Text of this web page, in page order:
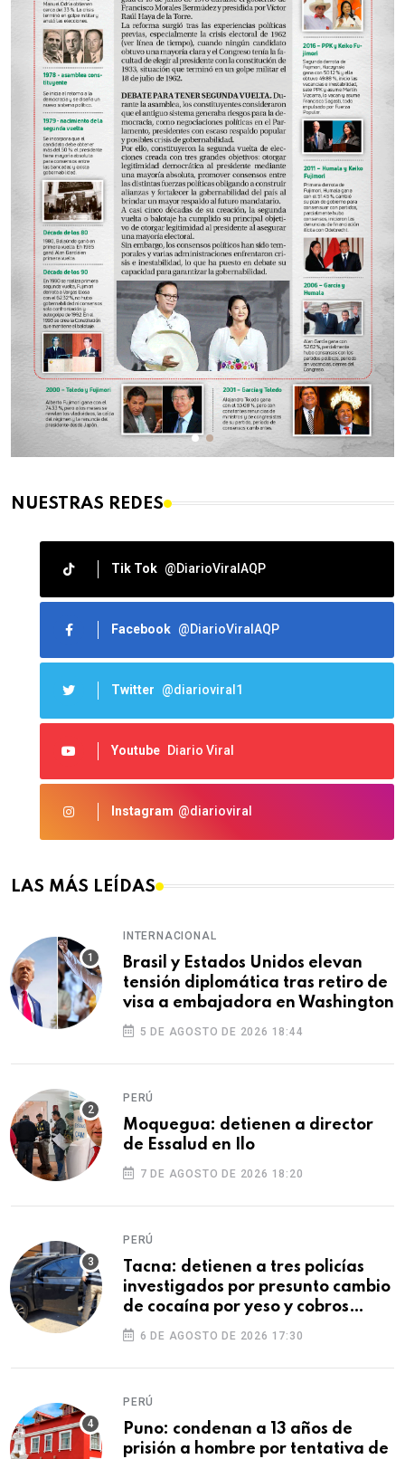
NUESTRAS REDES
Tik Tok @DiarioViralAQP
Facebook @DiarioViralAQP
Twitter @diarioviral1
Youtube Diario Viral
Instagram @diarioviral
LAS MÁS LEÍDAS
INTERNACIONAL
Brasil y Estados Unidos elevan
tensión diplomática tras retiro de
visa a embajadora en Washington
5 DE AGOSTO DE 2026 18:44
PERÚ
Moquegua: detienen a director
de Essalud en Ilo
7 DE AGOSTO DE 2026 18:20
PERÚ
Tacna: detienen a tres policías
investigados por presunto cambio
de cocaína por yeso y cobros
ilegales
6 DE AGOSTO DE 2026 17:30
PERÚ
Puno: condenan a 13 años de
prisión a hombre por tentativa de